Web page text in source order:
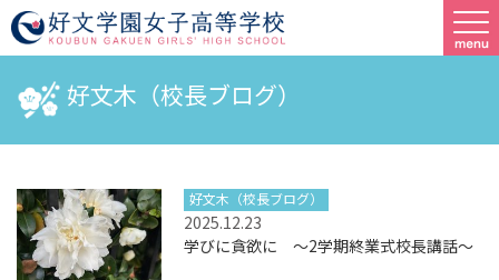
好文木（校長ブログ）
2025.12.23
好文木（校長ブログ）
学びに貪欲に ～2学期終業式校長講話～